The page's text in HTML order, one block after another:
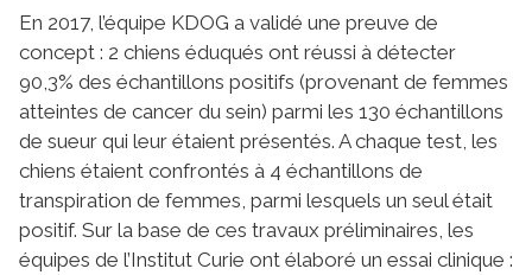
En 2017, l’équipe KDOG a validé une preuve de
concept : 2 chiens éduqués ont réussi à détecter
90,3% des échantillons positifs (provenant de femmes
atteintes de cancer du sein) parmi les 130 échantillons
de sueur qui leur étaient présentés. A chaque test, les
chiens étaient confrontés à 4 échantillons de
transpiration de femmes, parmi lesquels un seul était
positif. Sur la base de ces travaux préliminaires, les
équipes de l’Institut Curie ont élaboré un essai clinique :